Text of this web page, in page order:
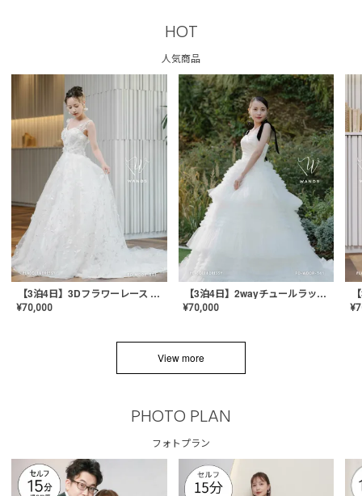
HOT
人気商品
【3泊4日】3Dフラワーレース ドレス〈PD-WDOR-331〉
¥70,000
【3泊4日】2wayチュールラッフルドレス〈PD-WDOR-341RTL〉
¥70,000 ¥
View more
PHOTO PLAN
フォトプラン